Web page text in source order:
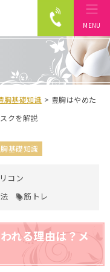
MENU
胸基礎知識 > 豊胸はやめた
クを解説
基礎知識
コン
筋トレ
れる理由は？メ